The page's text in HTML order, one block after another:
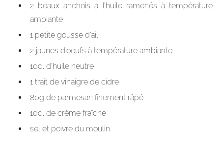
2 beaux anchois à l’huile ramenés à température
ambiante
1 petite gousse d’ail
2 jaunes d’oeufs à température ambiante
10cl d’huile neutre
1 trait de vinaigre de cidre
80g de parmesan finement râpé
10cl de crème fraîche
sel et poivre du moulin